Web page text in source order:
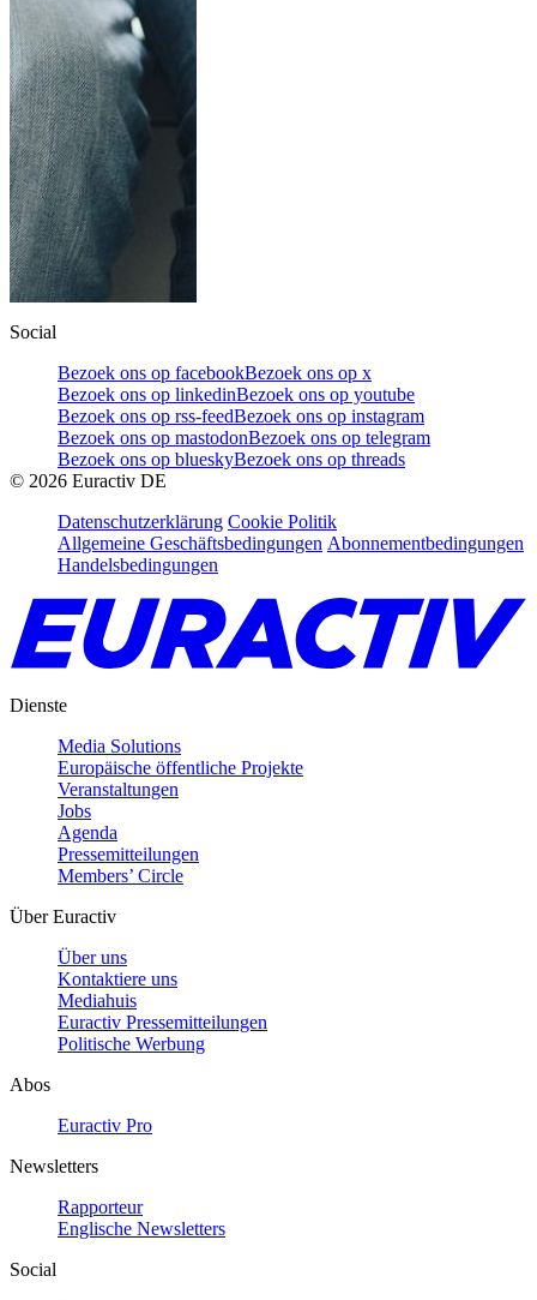
Social
Bezoek ons op facebookBezoek ons op x
Bezoek ons op linkedinBezoek ons op youtube
Bezoek ons op rss-feedBezoek ons op instagram
Bezoek ons op mastodonBezoek ons op telegram
Bezoek ons op blueskyBezoek ons op threads
© 2026 Euractiv DE
Datenschutzerklärung Cookie Politik
Allgemeine Geschäftsbedingungen Abonnementbedingungen
Handelsbedingungen
Dienste
Media Solutions
Europäische öffentliche Projekte
Veranstaltungen
Jobs
Agenda
Pressemitteilungen
Members’ Circle
Über Euractiv
Über uns
Kontaktiere uns
Mediahuis
Euractiv Pressemitteilungen
Politische Werbung
Abos
Euractiv Pro
Newsletters
Rapporteur
Englische Newsletters
Social